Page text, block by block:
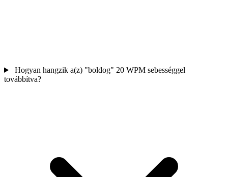
Hogyan hangzik a(z) "boldog" 20 WPM sebességgel
továbbítva?